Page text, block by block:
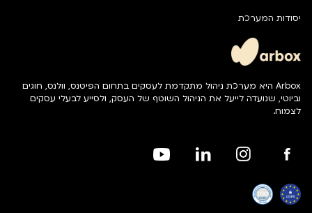
Arbox היא מערכת ניהול מתקדמת לעסקים בתחום הפיטנס, וולנס, חוגים
וביוטי, שנועדה לייעל את הניהול השוטף של העסק, ולסייע לבעלי עסקים
לצמוח.
יסודות המערכת